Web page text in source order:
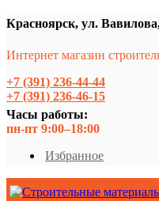
Красноярск, ул.
Интернет магазин
+7 (391) 236-44-44
+7 (391) 236-46-15
Часы работы:
пн-пт 9:00–18:00
Избранное